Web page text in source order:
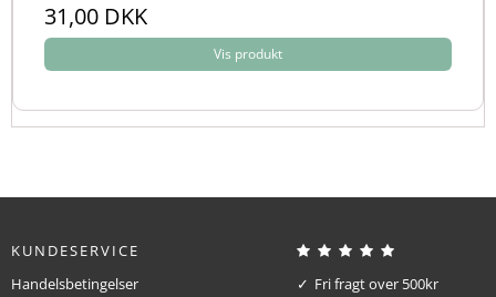
31,00 DKK
Vis produkt
KUNDESERVICE
Handelsbetingelser
Fri fragt over 500kr